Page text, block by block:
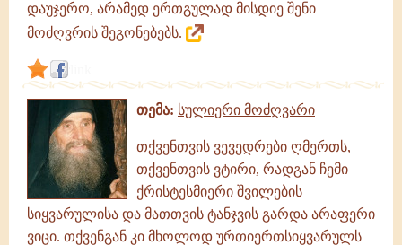
დაუჯერო, არამედ ერთგულად მისდიე შენი
მოძღვრის შეგონებებს.
თემა: სულიერი მოძღვარი
თქვენთვის ვევედრები ღმერთს,
თქვენთვის ვტირი, რადგან ჩემი
ქრისტესმიერი შვილების
სიყვარულისა და მათთვის ტანჯვის გარდა არაფერი
ვიცი. თქვენგან კი მხოლოდ ურთიერთსიყვარულს